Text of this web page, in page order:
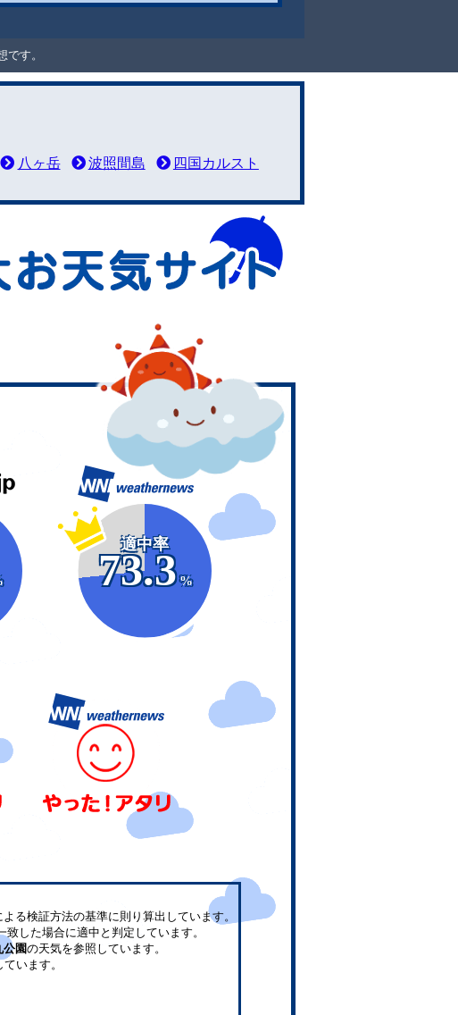
す。
八ヶ岳 波照間島 四国カルスト
適中率
73.3
%
る検証方法の基準に則り算出しています。
致した場合に適中と判定しています。
園の天気を参照しています。
います。